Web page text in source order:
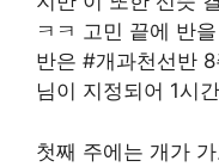
ㅋㅋ 고민 끝에 반
반은 #개과천선반
님이 지정되어 1시
첫째 주에는 개가